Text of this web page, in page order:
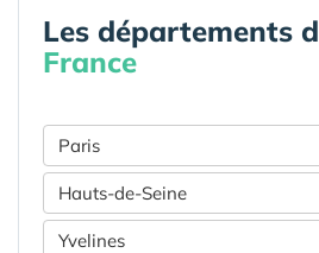
Les départements
France
Paris
Hauts-de-Seine
Yvelines